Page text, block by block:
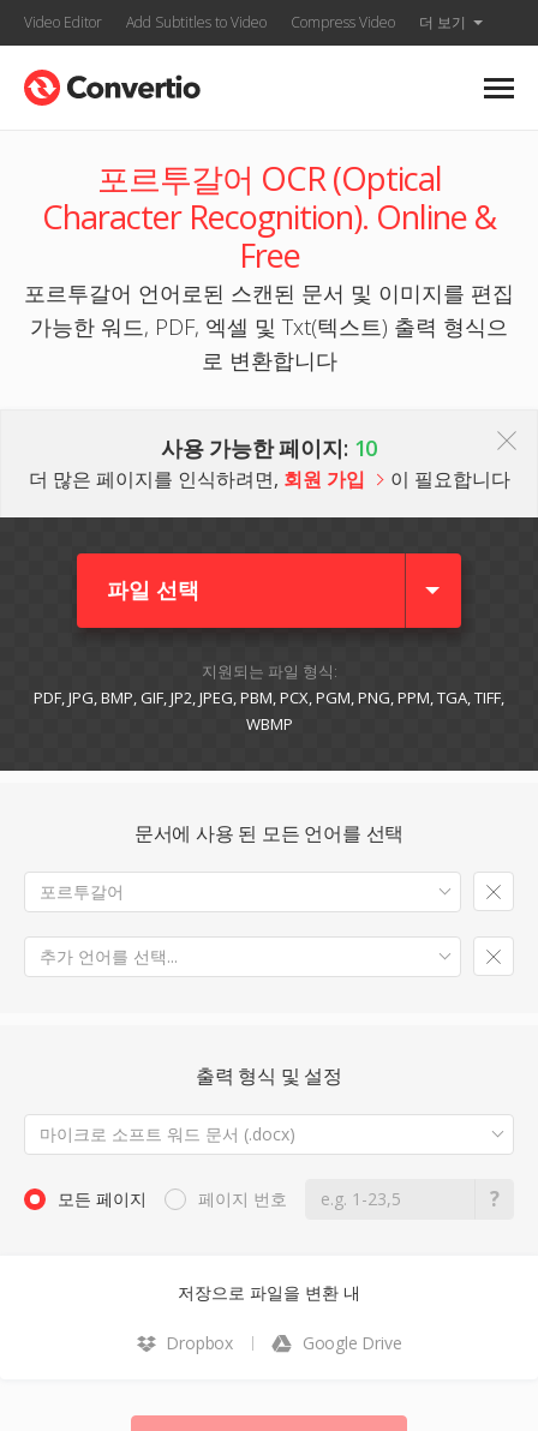
Video Editor Add Subtitles to Video Compress Video 더 보기
포르투갈어 OCR (Optical
Character Recognition). Online &
Free
포르투갈어 언어로된 스캔된 문서 및 이미지를 편집
가능한 워드, PDF, 엑셀 및 Txt(텍스트) 출력 형식으
로 변환합니다
사용 가능한 페이지: 10
더 많은 페이지를 인식하려면, 회원 가입 이 필요합니다
파일 선택
지원되는 파일 형식:
PDF, JPG, BMP, GIF, JP2, JPEG, PBM, PCX, PGM, PNG, PPM, TGA, TIFF,
WBMP
문서에 사용 된 모든 언어를 선택
포르투갈어
추가 언어를 선택...
출력 형식 및 설정
마이크로 소프트 워드 문서 (.docx)
모든 페이지 페이지 번호
저장으로 파일을 변환 내
Dropbox Google Drive